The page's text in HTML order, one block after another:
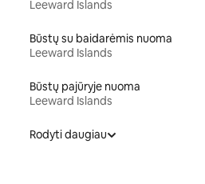
Leeward Islands
Būstų su baidarėmis nuoma
Leeward Islands
Būstų pajūryje nuoma
Leeward Islands
Rodyti daugiau